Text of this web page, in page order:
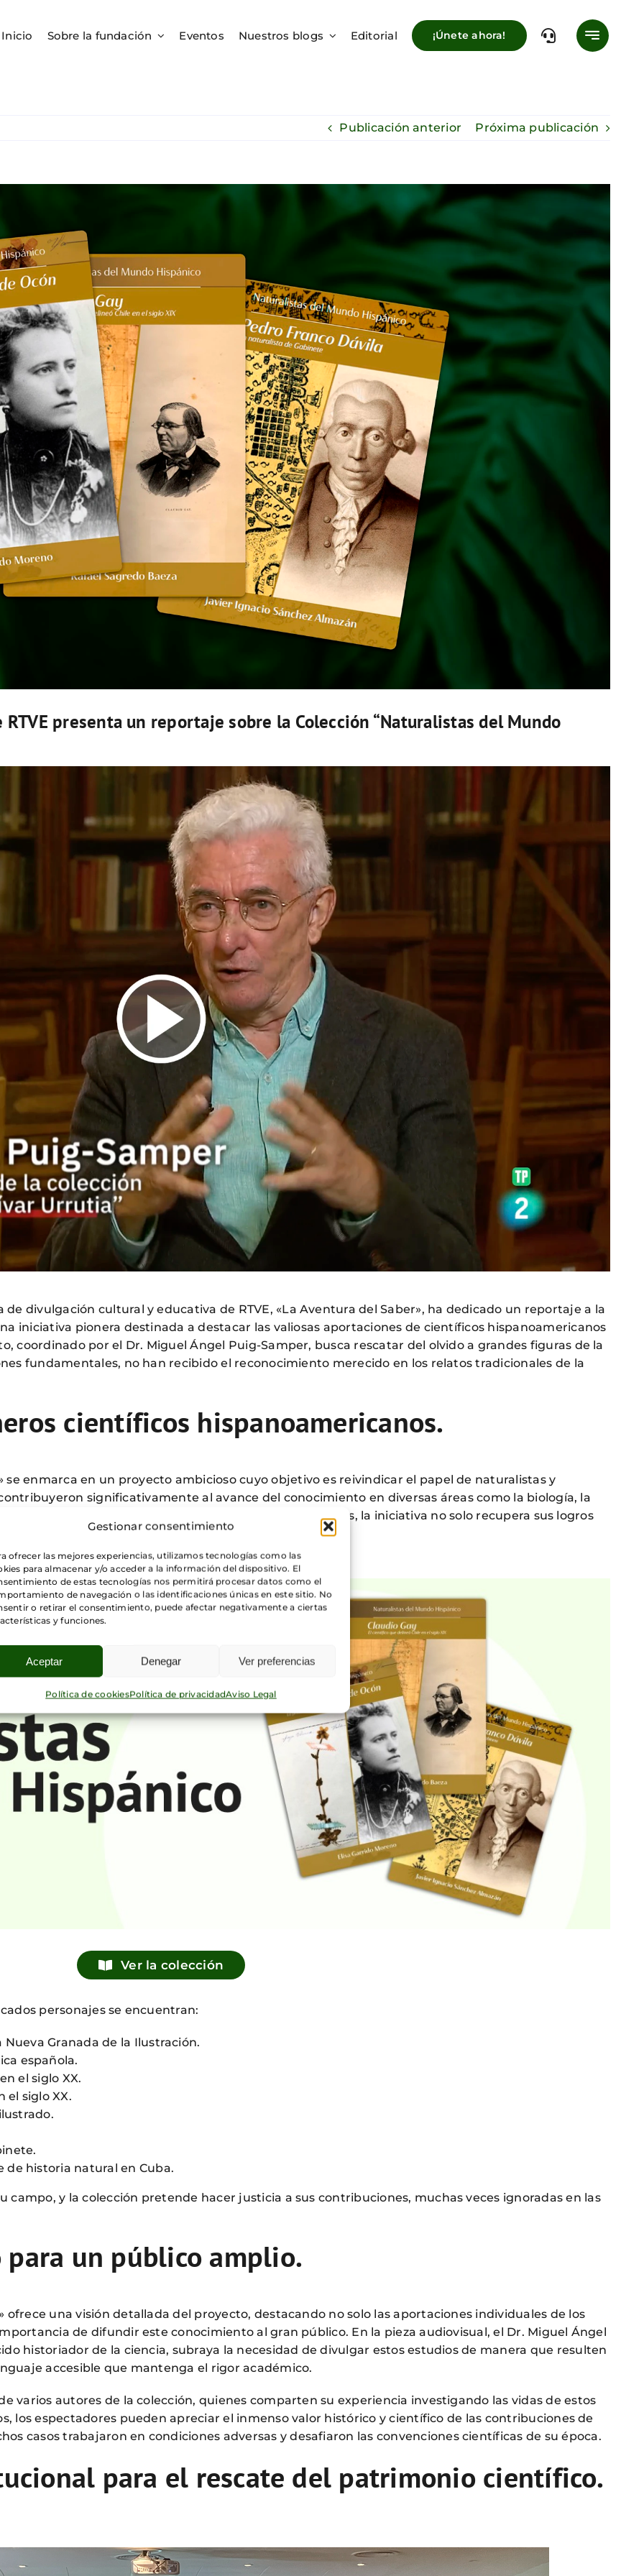
Gestionar consentimiento
ofrecer las mejores experiencias, utilizamos tecnologías como las
para almacenar y/o acceder a la información del dispositivo. El
de estas tecnologías nos permitirá procesar datos como el
de navegación o las identificaciones únicas en este sitio. No
o retirar el consentimiento, puede afectar negativamente a ciertas
y funciones.
Aceptar Denegar Ver preferencias
Política de cookiesPolítica de privacidadAviso Legal
Inicio Sobre la fundación Eventos Nuestros blogs Editorial ¡Únete ahora!
Publicación anterior Próxima publicación
presenta un reportaje sobre la Colección “Naturalistas del Mundo
divulgación cultural y educativa de RTVE, «La Aventura del Saber», ha dedicado un reportaje a la
iniciativa pionera destinada a destacar las valiosas aportaciones de científicos hispanoamericanos
coordinado por el Dr. Miguel Ángel Puig-Samper, busca rescatar del olvido a grandes figuras de la
fundamentales, no han recibido el reconocimiento merecido en los relatos tradicionales de la
científicos hispanoamericanos.
se enmarca en un proyecto ambicioso cuyo objetivo es reivindicar el papel de naturalistas y
significativamente al avance del conocimiento en diversas áreas como la biología, la
través de la publicación de biografías de estos personajes, la iniciativa no solo recupera sus logros
históricos y los desafíos que enfrentaron.
Ver la colección
personajes se encuentran:
Nueva Granada de la Ilustración.
española.
el siglo XX.
el siglo XX.
de historia natural en Cuba.
campo, y la colección pretende hacer justicia a sus contribuciones, muchas veces ignoradas en las
un público amplio.
una visión detallada del proyecto, destacando no solo las aportaciones individuales de los
de difundir este conocimiento al gran público. En la pieza audiovisual, el Dr. Miguel Ángel
historiador de la ciencia, subraya la necesidad de divulgar estos estudios de manera que resulten
accesible que mantenga el rigor académico.
varios autores de la colección, quienes comparten su experiencia investigando las vidas de estos
los espectadores pueden apreciar el inmenso valor histórico y científico de las contribuciones de
casos trabajaron en condiciones adversas y desafiaron las convenciones científicas de su época.
para el rescate del patrimonio científico.